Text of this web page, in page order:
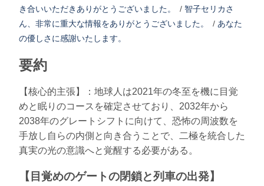
き合いいただきありがとうございました。
/ 智子セリカさ
ん、非常に重大な情報をありがとうございました。
/ あなた
の優しさに感謝いたします。
要約
【核心的主張】：地球人は2021年の冬至を機に目覚
めと眠りのコースを確定させており、2032年から
2038年のグレートシフトに向けて、恐怖の周波数を
手放し自らの内側と向き合うことで、二極を統合した
真実の光の意識へと覚醒する必要がある。
【目覚めのゲートの閉鎖と列車の出発】